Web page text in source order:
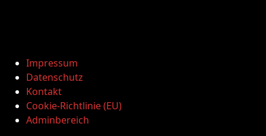
Impressum
Datenschutz
Kontakt
Cookie-Richtlinie (EU)
Adminbereich